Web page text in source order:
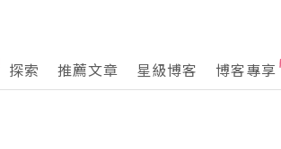
探索 推薦文章 星級博客 博客專享